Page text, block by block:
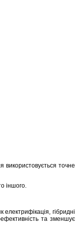
використовується точне
іншого.
гібридні
та зменшує